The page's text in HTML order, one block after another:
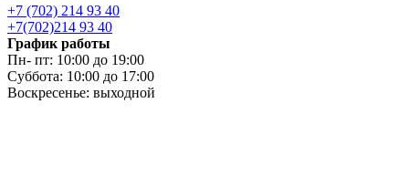
+7 (702) 214 93 40
+7(702)214 93 40
График работы
Пн- пт: 10:00 до 19:00
Суббота: 10:00 до 17:00
Воскресенье: выходной